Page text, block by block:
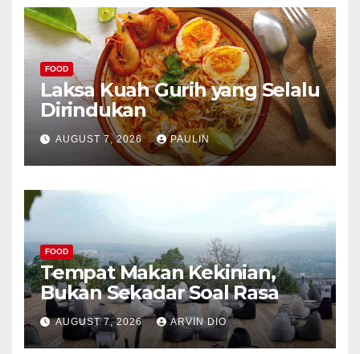
FOOD
Laksa Kuah Gurih yang Selalu
Dirindukan
AUGUST 7, 2026 PAULIN
FOOD
Tempat Makan Kekinian,
Bukan Sekadar Soal Rasa
AUGUST 7, 2026 ARVIN DIO